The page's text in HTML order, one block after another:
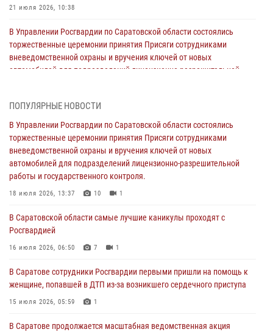
21 июля 2026, 10:38
В Управлении Росгвардии по Саратовской области состоялись
торжественные церемонии принятия Присяги сотрудниками
вневедомственной охраны и вручения ключей от новых
автомобилей для подразделений лицензионно-разрешительной
В Саратовской области самые лучшие каникулы проходят с
Росгвардией
16 июля 2026, 06:50 7 1
В Саратове сотрудники Росгвардии первыми пришли на помощь к
женщине, попавшей в ДТП из-за возникшего сердечного приступа
В Саратове продолжается масштабная ведомственная акция
"Каникулы с Росгвардией"
В Саратовской области при содействии спецназа Росгвардии
задержан подозреваемый в незаконном обороте наркотиков
ПОПУЛЯРНЫЕ НОВОСТИ
В Управлении Росгвардии по Саратовской области состоялись
торжественные церемонии принятия Присяги сотрудниками
вневедомственной охраны и вручения ключей от новых
автомобилей для подразделений лицензионно-разрешительной
работы и государственного контроля.
18 июля 2026, 13:37 10 1
В Саратовской области самые лучшие каникулы проходят с
Росгвардией
16 июля 2026, 06:50 7 1
В Саратове сотрудники Росгвардии первыми пришли на помощь к
женщине, попавшей в ДТП из-за возникшего сердечного приступа
15 июля 2026, 05:59 1
В Саратове продолжается масштабная ведомственная акция